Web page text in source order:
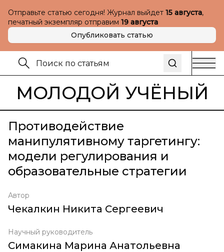
Отправьте статью сегодня! Журнал выйдет 15 августа,
печатный экземпляр отправим 19 августа
Опубликовать статью
МОЛОДОЙ УЧЁНЫЙ
Противодействие
манипулятивному таргетингу:
модели регулирования и
образовательные стратегии
Автор
Чекалкин Никита Сергеевич
Научный руководитель
Симакина Марина Анатольевна